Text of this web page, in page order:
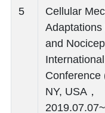
5
Cellular
and
Conference
NY, USA，